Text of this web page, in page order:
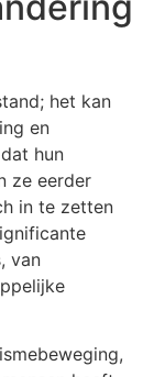
het kan
en
hun
ze eerder
in te zetten
van